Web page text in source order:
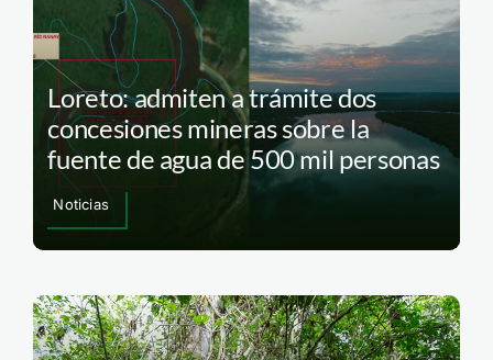
Loreto: admiten a trámite dos
concesiones mineras sobre la
fuente de agua de 500 mil personas
Noticias